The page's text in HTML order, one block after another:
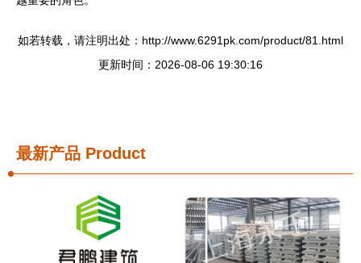
如若转载，请注明出处：http://www.6291pk.com/product/81.html
更新时间：2026-08-06 19:30:16
最新产品 Product